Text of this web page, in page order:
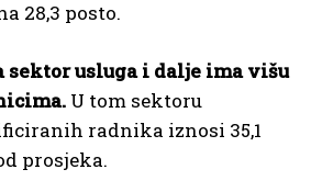
28,3 posto.
sektor usluga i dalje ima višu
U tom sektoru
radnika iznosi 35,1
prosjeka.